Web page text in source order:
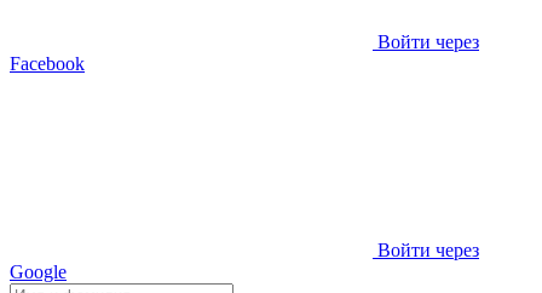
Войти через
Facebook
Войти через
Google